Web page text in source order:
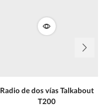
Radio de dos vías Talkabout
T200